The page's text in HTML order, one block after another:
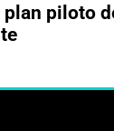
plan piloto